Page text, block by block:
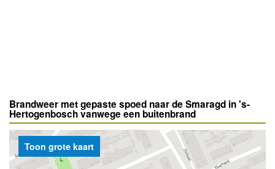
Brandweer met gepaste spoed naar de Smaragd in 's-
Hertogenbosch vanwege een buitenbrand
Toon grote kaart